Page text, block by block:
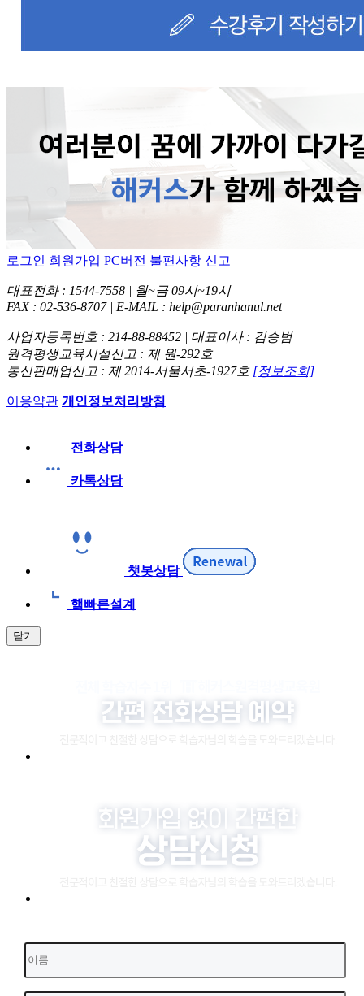
로그인 회원가입 PC버전 불편사항 신고
대표전화 : 1544-7558 | 월~금 09시~19시
FAX : 02-536-8707 | E-MAIL : help@paranhanul.net
사업자등록번호 : 214-88-88452 | 대표이사 : 김승범
원격평생교육시설신고 : 제 원-292호
통신판매업신고 : 제 2014-서울서초-1927호 [정보조회]
이용약관 개인정보처리방침
전화상담
카톡상담
챗봇상담
햌빠른설계
닫기